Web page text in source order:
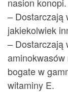
– Dostarczają
jakiekolwiek
– Dostarczają
bogate w
witaminy E.